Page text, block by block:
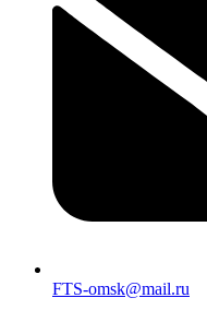
FTS-omsk@mail.ru